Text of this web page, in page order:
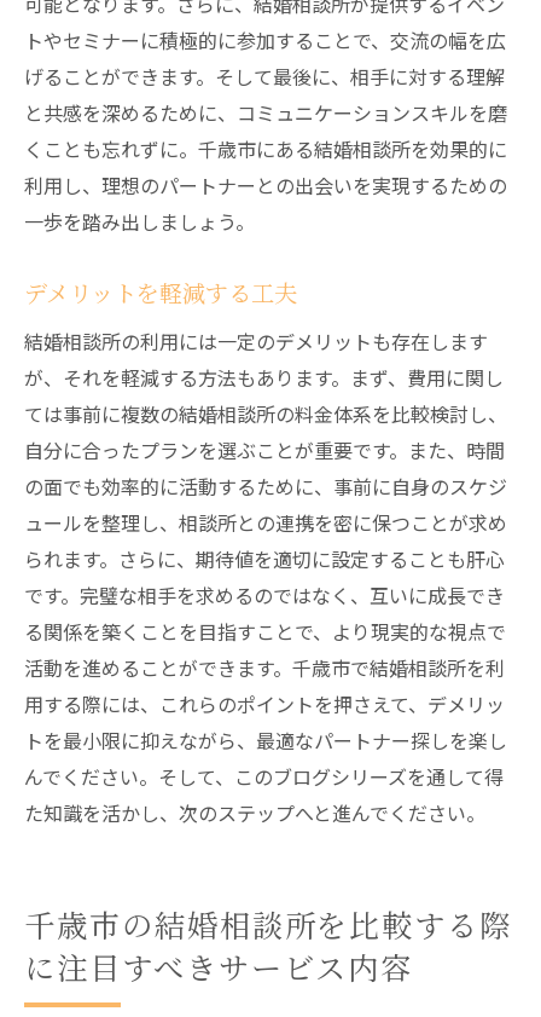
トやセミナーに積極的に参加することで、交流の幅を広
げることができます。そして最後に、相手に対する理解
と共感を深めるために、コミュニケーションスキルを磨
くことも忘れずに。千歳市にある結婚相談所を効果的に
利用し、理想のパートナーとの出会いを実現するための
一歩を踏み出しましょう。
デメリットを軽減する工夫
結婚相談所の利用には一定のデメリットも存在します
が、それを軽減する方法もあります。まず、費用に関し
ては事前に複数の結婚相談所の料金体系を比較検討し、
自分に合ったプランを選ぶことが重要です。また、時間
の面でも効率的に活動するために、事前に自身のスケジ
ュールを整理し、相談所との連携を密に保つことが求め
られます。さらに、期待値を適切に設定することも肝心
です。完璧な相手を求めるのではなく、互いに成長でき
る関係を築くことを目指すことで、より現実的な視点で
活動を進めることができます。千歳市で結婚相談所を利
用する際には、これらのポイントを押さえて、デメリッ
トを最小限に抑えながら、最適なパートナー探しを楽し
んでください。そして、このブログシリーズを通して得
た知識を活かし、次のステップへと進んでください。
千歳市の結婚相談所を比較する際
に注目すべきサービス内容